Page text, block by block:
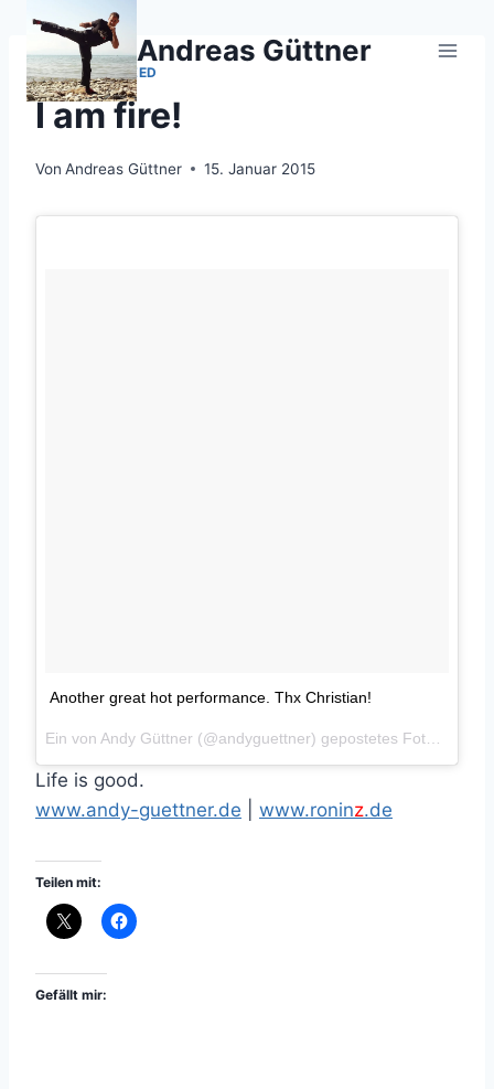
Zum
springen
Andreas Güttner
UNCATEGORIZED
I am fire!
Von Andreas Güttner 15. Januar 2015
Another great hot performance. Thx Christian!
Life is good.
www.andy-guettner.de
www.roninz.de
Teilen mit:
Gefällt mir: